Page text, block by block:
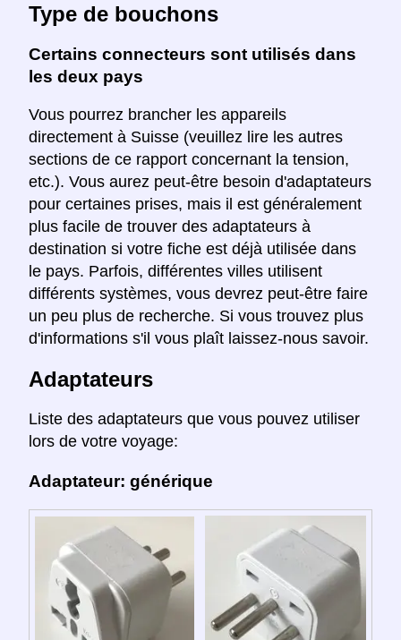
Type de bouchons
Certains connecteurs sont utilisés dans
les deux pays
Vous pourrez brancher les appareils
directement à Suisse (veuillez lire les autres
sections de ce rapport concernant la tension,
etc.). Vous aurez peut-être besoin d'adaptateurs
pour certaines prises, mais il est généralement
plus facile de trouver des adaptateurs à
destination si votre fiche est déjà utilisée dans
le pays. Parfois, différentes villes utilisent
différents systèmes, vous devrez peut-être faire
un peu plus de recherche. Si vous trouvez plus
d'informations s'il vous plaît laissez-nous savoir.
Adaptateurs
Liste des adaptateurs que vous pouvez utiliser
lors de votre voyage:
Adaptateur: générique